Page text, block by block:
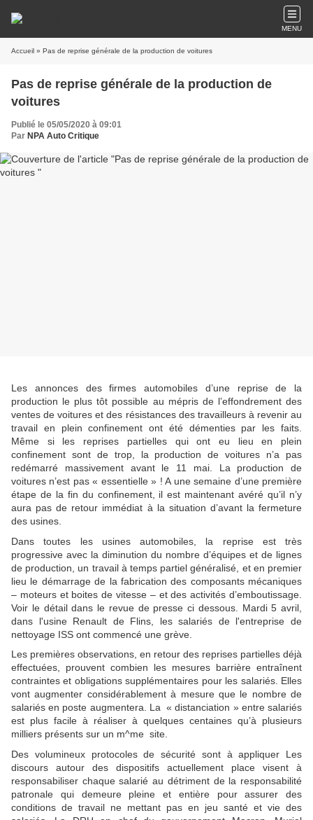
MENU
Accueil » Pas de reprise générale de la production de voitures
Pas de reprise générale de la production de
voitures
Publié le 05/05/2020 à 09:01
Par NPA Auto Critique
Les annonces des firmes automobiles d’une reprise de la
production le plus tôt possible au mépris de l’effondrement des
ventes de voitures et des résistances des travailleurs à revenir au
travail en plein confinement ont été démenties par les faits.
Même si les reprises partielles qui ont eu lieu en plein
confinement sont de trop, la production de voitures n’a pas
redémarré massivement avant le 11 mai. La production de
voitures n’est pas « essentielle » ! A une semaine d’une première
étape de la fin du confinement, il est maintenant avéré qu’il n’y
aura pas de retour immédiat à la situation d’avant la fermeture
des usines.
Dans toutes les usines automobiles, la reprise est très
progressive avec la diminution du nombre d’équipes et de lignes
de production, un travail à temps partiel généralisé, et en premier
lieu le démarrage de la fabrication des composants mécaniques
– moteurs et boites de vitesse – et des activités d’emboutissage.
Voir le détail dans le revue de presse ci dessous. Mardi 5 avril,
dans l'usine Renault de Flins, les salariés de l'entreprise de
nettoyage ISS ont commencé une grève.
Les premières observations, en retour des reprises partielles déjà
effectuées, prouvent combien les mesures barrière entraînent
contraintes et obligations supplémentaires pour les salariés. Elles
vont augmenter considérablement à mesure que le nombre de
salariés en poste augmentera. La « distanciation » entre salariés
est plus facile à réaliser à quelques centaines qu’à plusieurs
milliers présents sur un m^me site.
Des volumineux protocoles de sécurité sont à appliquer Les
discours autour des dispositifs actuellement place visent à
responsabiliser chaque salarié au détriment de la responsabilité
patronale qui demeure pleine et entière pour assurer des
conditions de travail ne mettant pas en jeu santé et vie des